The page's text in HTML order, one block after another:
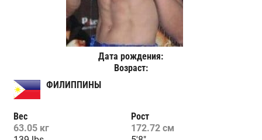
Дата рождения:
Возраст:
ФИЛИППИНЫ
Вес
63.05 кг
Рост
172.72 см